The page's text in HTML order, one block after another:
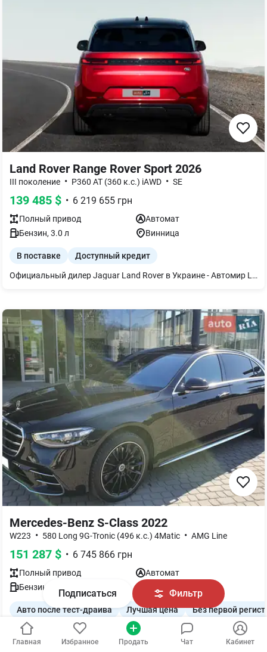
Подписаться Фильтр
Land Rover Range Rover Sport 2026
III поколение • P360 AT (360 к.с.) iAWD • SE
139 485 $ • 6 219 655 грн
Полный привод
Автомат
Бензин, 3.0 л Винница
В поставке Доступный кредит
Официальный дилер Jaguar Land Rover в Украине - Автомир LR - предлагает новый официальный Range Rover Sport. Автомобиль направляется в дилерский центр. Розничная стоимость - 120 770 € (по курсу бренда, с НДС). Действует программа Trade-in с выгодой 2% при покупке нового автомобиля. Официальная гарантия — 5 лет или 150 000 км пробега. Автомобиль находится в автосалоне Jaguar Land Rover Автомир LR Винница. Доступны программы кредитования, лизинга, Trade-in, страхования, регистрации и доставки по Украине. Полный перечень комплектации и дополнительного оборудования вышлем в Viber, Telegram или WhatsApp. С радостью ответим на все вопросы и приглашаем на персональный осмотр и тест-драйв. Приглашаем на тест-драйв данного авто!
Mercedes-Benz S-Class 2022
W223 • 580 Long 9G-Tronic (496 к.с.) 4Matic • AMG Line
151 287 $ • 6 745 866 грн
Полный привод
Автомат
Бензин
Авто после тест-драйва Лучшая цена Без первой
Главная Избранное Продать Чат Кабинет